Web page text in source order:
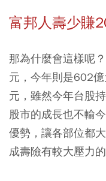
富邦人壽少賺
那為什麼會這樣呢
元，今年則是602
元，雖然今年台股
股市的成長也不輸
優勢，讓各部位都
成壽險有較大壓力的